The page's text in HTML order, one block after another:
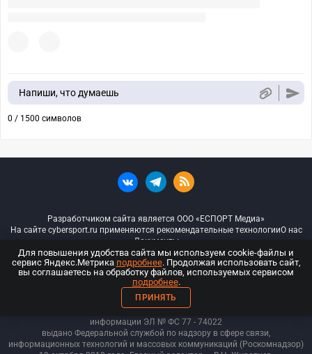
Напиши, что думаешь
0 / 1500 символов
Разработчиком сайта является ООО «ЕСПОРТ Медиа»
На сайте cybersport.ru применяются рекомендательные технологииО нас
Документы
© ООО «Киберспорт.ру» — Все права защищены
18+
ООО «Киберспорт.ру». Свидетельство о регистрации средств массовой
информации ЭЛ № ФС 77 - 74022
выдано Федеральной службой по надзору в сфере связи,
информационных технологий и массовых коммуникаций (Роскомнадзор)
Для повышения удобства сайта мы используем cookie-файлы и
сервис Яндекс.Метрика подробнее. Продолжая использовать сайт,
вы соглашаетесь на обработку файлов, используемых сервисом
подробнее.
ПРИНЯТЬ